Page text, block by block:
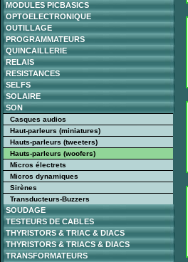
MODULES PICBASICS
OPTOELECTRONIQUE
OUTILLAGE
PROGRAMMATEURS
QUINCAILLERIE
RELAIS
RESISTANCES
SELFS
SOLAIRE
SON
Casques audios
Haut-parleurs (miniatures)
Hauts-parleurs (tweeters)
Hauts-parleurs (woofers)
Micros électrets
Micros dynamiques
Sirènes
Transducteurs-Buzzers
SOUDAGE
TESTEURS DE CABLES
THYRISTORS & TRIAC & DIACS
THYRISTORS & TRIACS & DIACS
TRANSFORMATEURS